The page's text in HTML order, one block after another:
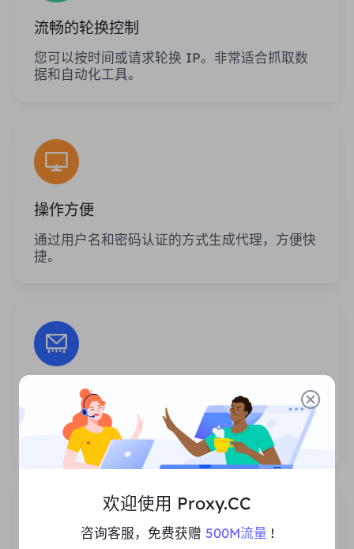
流畅的轮换控制
您可以按时间或请求轮换 IP。非常适合抓取数
据和自动化工具。
操作方便
通过用户名和密码认证的方式生成代理，方便快
捷。
无限的会话
代理的使用次数或调用频率没有限制。您可以一
次生成大量代理。
欢迎使用 Proxy.CC
咨询客服，免费获赠 500M流量 !